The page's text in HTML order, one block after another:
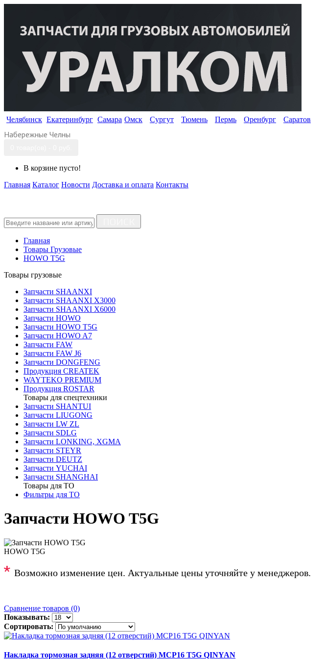
Челябинск Екатеринбург Самара Омск Сургут Тюмень Пермь Оренбург Саратов
Набережные Челны
В корзине пусто!
Главная Каталог Новости Доставка и оплата Контакты
Главная
Товары Грузовые
HOWO T5G
Товары грузовые
Запчасти SHAANXI
Запчасти SHAANXI X3000
Запчасти SHAANXI X6000
Запчасти HOWO
Запчасти HOWO T5G
Запчасти HOWO A7
Запчасти FAW
Запчасти FAW J6
Запчасти DONGFENG
Продукция CREATEK
WAYTEKO PREMIUM
Продукция ROSTAR
Товары для спецтехники
Запчасти SHANTUI
Запчасти LIUGONG
Запчасти LW ZL
Запчасти SDLG
Запчасти LONKING, XGMA
Запчасти STEYR
Запчасти DEUTZ
Запчасти YUCHAI
Запчасти SHANGHAI
Товары для ТО
Фильтры для ТО
Запчасти HOWO T5G
HOWO T5G
* Возможно изменение цен. Актуальные цены уточняйте у менеджеров.
Сравнение товаров (0)
Показывать:
Сортировать:
Накладка тормозная задняя (12 отверстий) MCP16 T5G QINYAN